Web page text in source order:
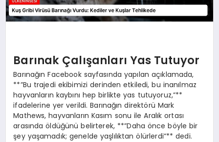
Barınak Çalışanları Yas Tutuyor
Barınağın Facebook sayfasında yapılan açıklamada,
**”Bu trajedi ekibimizi derinden etkiledi, bu inanılmaz
hayvanların kaybını hep birlikte yas tutuyoruz,”**
ifadelerine yer verildi. Barınağın direktörü Mark
Mathews, hayvanların Kasım sonu ile Aralık ortası
arasında öldüğünü belirterek, **”Daha önce böyle bir
şey yaşamadık; genelde yaşlılıktan ölürlerdi”** dedi.